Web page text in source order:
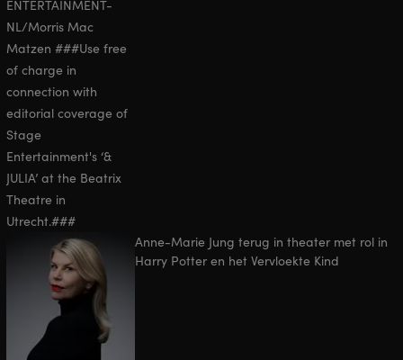
Anne-Marie Jung terug in theater met rol in
Harry Potter en het Vervloekte Kind